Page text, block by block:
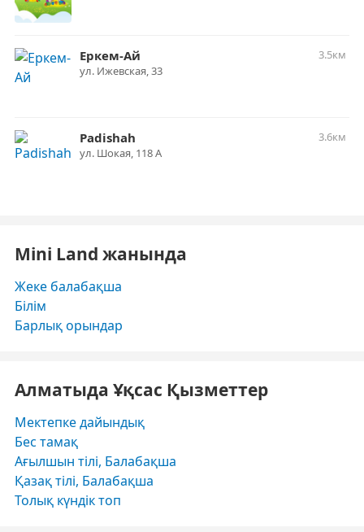
Еркем-Ай
3.5км
ул. Ижевская, 33
Padishah
3.6км
ул. ​Шокая, 118 А
Mini Land жанында
Жеке балабақша
Білім
Барлық орындар
Алматыда Ұқсас Қызметтер
Мектепке дайындық
Бес тамақ
Ағылшын тілі, Балабақша
Қазақ тілі, Балабақша
Толық күндік топ